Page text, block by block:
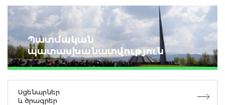
Պատմական
պատասխանատվություն
Սցենարներ
և ծրագրեր